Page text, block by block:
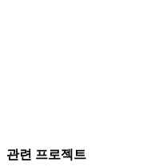
관련 프로젝트